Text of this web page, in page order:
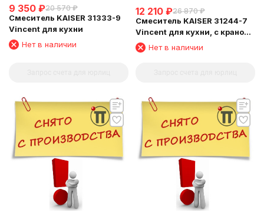
9 350 ₽20 570 ₽
Смеситель KAISER 31333-9
Vincent для кухни
Нет в наличии
12 210 ₽26 870 ₽
Смеситель KAISER 31244-7
Vincent для кухни, с краном
для питьевой воды,
бежевый мрамор
Нет в наличии